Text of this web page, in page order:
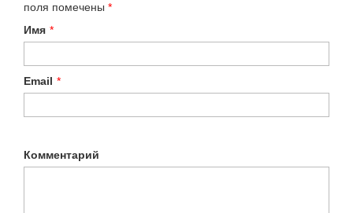
поля помечены *
Имя *
Email *
Комментарий